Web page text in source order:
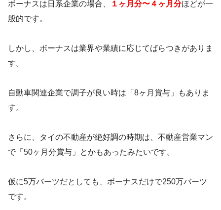
ボーナスは日系企業の場合、 １ヶ月分〜４ヶ月分ほどが一
般的です。
しかし、ボーナスは業界や業績に応じてばらつきがありま
す。
自動車関連企業で調子が良い時は「8ヶ月賞与」もありま
す。
さらに、タイの不動産が絶好調の時期は、不動産営業マン
で「50ヶ月分賞与」とかもあったみたいです。
仮に5万バーツだとしても、ボーナスだけで250万バーツ
です。